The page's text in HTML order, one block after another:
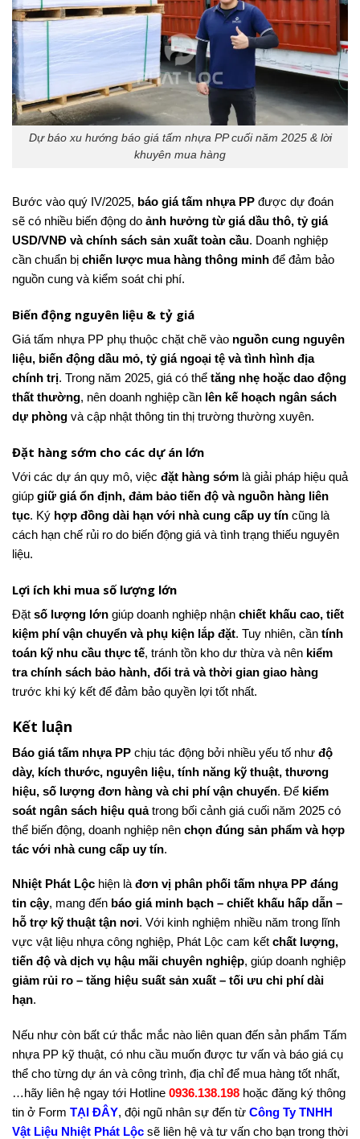
Dự báo xu hướng báo giá tấm nhựa PP cuối năm 2025 & lời
khuyên mua hàng
Bước vào quý IV/2025, báo giá tấm nhựa PP được dự đoán
sẽ có nhiều biến động do ảnh hưởng từ giá dầu thô, tỷ giá
USD/VNĐ và chính sách sản xuất toàn cầu. Doanh nghiệp
cần chuẩn bị chiến lược mua hàng thông minh để đảm bảo
nguồn cung và kiểm soát chi phí.
Biến động nguyên liệu & tỷ giá
Giá tấm nhựa PP phụ thuộc chặt chẽ vào nguồn cung nguyên
liệu, biến động dầu mỏ, tỷ giá ngoại tệ và tình hình địa
chính trị. Trong năm 2025, giá có thể tăng nhẹ hoặc dao động
thất thường, nên doanh nghiệp cần lên kế hoạch ngân sách
dự phòng và cập nhật thông tin thị trường thường xuyên.
Đặt hàng sớm cho các dự án lớn
Với các dự án quy mô, việc đặt hàng sớm là giải pháp hiệu quả
giúp giữ giá ổn định, đảm bảo tiến độ và nguồn hàng liên
tục. Ký hợp đồng dài hạn với nhà cung cấp uy tín cũng là
cách hạn chế rủi ro do biến động giá và tình trạng thiếu nguyên
liệu.
Lợi ích khi mua số lượng lớn
Đặt số lượng lớn giúp doanh nghiệp nhận chiết khấu cao, tiết
kiệm phí vận chuyển và phụ kiện lắp đặt. Tuy nhiên, cần tính
toán kỹ nhu cầu thực tế, tránh tồn kho dư thừa và nên kiểm
tra chính sách bảo hành, đổi trả và thời gian giao hàng
trước khi ký kết để đảm bảo quyền lợi tốt nhất.
Kết luận
Báo giá tấm nhựa PP chịu tác động bởi nhiều yếu tố như độ
dày, kích thước, nguyên liệu, tính năng kỹ thuật, thương
hiệu, số lượng đơn hàng và chi phí vận chuyển. Để kiểm
soát ngân sách hiệu quảtrong bối cảnh giá cuối năm 2025 có
thể biến động, doanh nghiệp nên chọn đúng sản phẩm và hợp
tác với nhà cung cấp uy tín.
Nhiệt Phát Lộc hiện là đơn vị phân phối tấm nhựa PP đáng
tin cậy, mang đến báo giá minh bạch – chiết khấu hấp dẫn –
hỗ trợ kỹ thuật tận nơi. Với kinh nghiệm nhiều năm trong lĩnh
vực vật liệu nhựa công nghiệp, Phát Lộc cam kết chất lượng,
tiến độ và dịch vụ hậu mãi chuyên nghiệp, giúp doanh nghiệp
giảm rủi ro – tăng hiệu suất sản xuất – tối ưu chi phí dài
hạn.
Nếu như còn bất cứ thắc mắc nào liên quan đến sản phẩm Tấm
nhựa PP kỹ thuật, có nhu cầu muốn được tư vấn và báo giá cụ
thể cho từng dự án và công trình, địa chỉ để mua hàng tốt nhất,
…hãy liên hệ ngay tới Hotline 0936.138.198 hoặc đăng ký thông
tin ở Form TẠI ĐÂY, đội ngũ nhân sự đến từ Công Ty TNHH
Vật Liệu Nhiệt Phát Lộc sẽ liên hệ và tư vấn cho bạn trong thời